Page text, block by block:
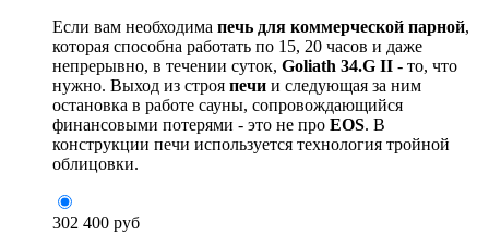
Если вам необходима печь для коммерческой парной,
которая способна работать по 15, 20 часов и даже
непрерывно, в течении суток, Goliath 34.G II - то, что
нужно. Выход из строя печи и следующая за ним
остановка в работе сауны, сопровождающийся
финансовыми потерями - это не про EOS. В
конструкции печи используется технология тройной
облицовки.
302 400 руб